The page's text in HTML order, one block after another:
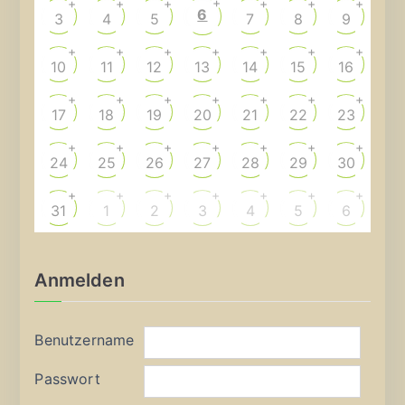
3
+
4
+
5
+
6 7
+
8
+
9
+
10
+
11
+
12
+
13
+
14
+
15
+
16
+
17
+
18
+
19
+
20
+
21
+
22
+
23
+
24
+
25
+
26
+
27
+
28
+
29
+
30
+
31
+
1
+
2
+
3
+
4
+
5
+
6
+
Anmelden
Benutzername
Passwort